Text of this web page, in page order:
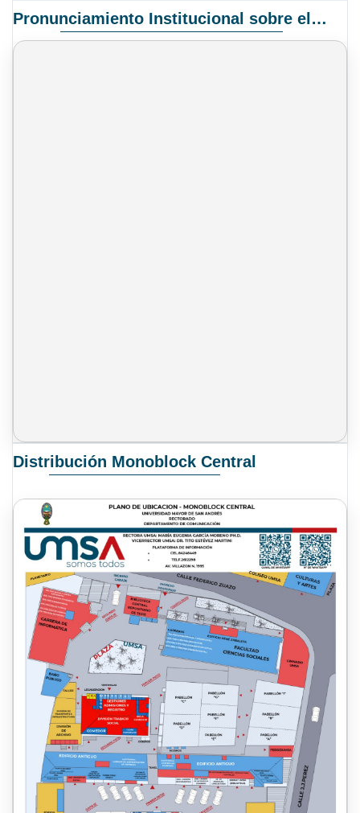
Pronunciamiento Institucional sobre el Proyecto de Ley N° 068/2025-2026 C.S.
Distribución Monoblock Central